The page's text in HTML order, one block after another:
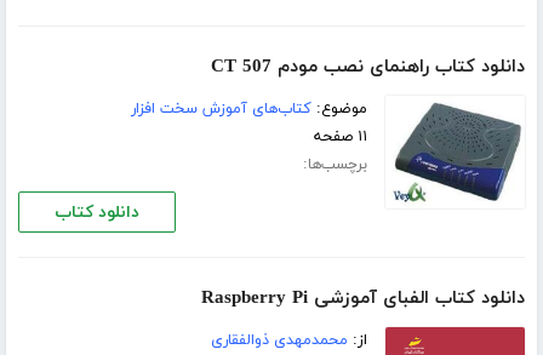
دانلود کتاب راهنمای نصب مودم CT 507
موضوع:کتاب‌های آموزش سخت افزار
۱۱ صفحه
برچسب‌ها:
دانلود کتاب
دانلود کتاب الفبای آموزشی Raspberry Pi
از: محمدمهدی ذوالفقاری